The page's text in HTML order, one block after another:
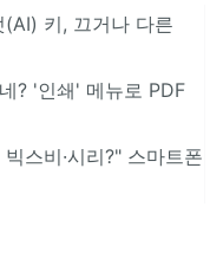
키, 끄거나 다른
? '인쇄' 메뉴로 PDF
스비·시리?" 스마트폰